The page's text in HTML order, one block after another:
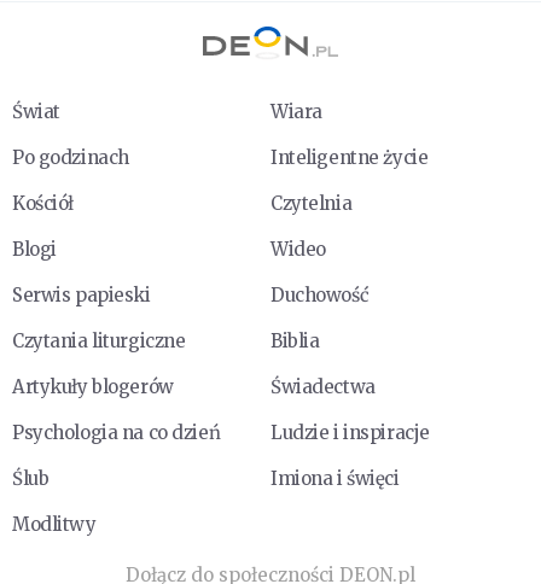
Świat
Wiara
Po godzinach
Inteligentne życie
Kościół
Czytelnia
Blogi
Wideo
Serwis papieski
Duchowość
Czytania liturgiczne
Biblia
Artykuły blogerów
Świadectwa
Psychologia na co dzień
Ludzie i inspiracje
Ślub
Imiona i święci
Modlitwy
Dołącz do społeczności DEON.pl